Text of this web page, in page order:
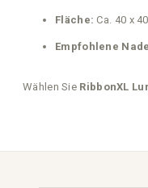
Fläche: Ca. 40 x
Empfohlene
Wählen Sie RibbonXL